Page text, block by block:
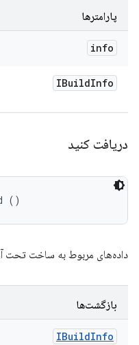
پارامترها
info
IBuildInfo
دریافت کنید
()
داده‌های مربوط به ساخت تحت
بازگشت‌ها
IBuildInfo